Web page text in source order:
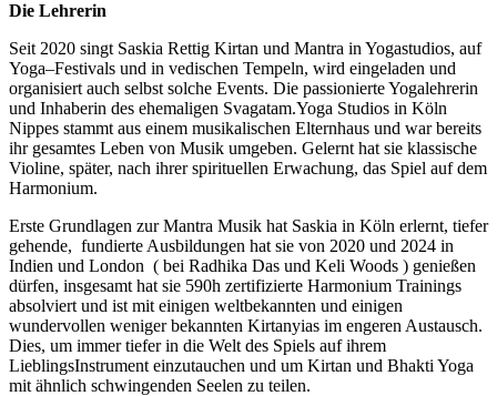
Die Lehrerin
Seit 2020 singt Saskia Rettig Kirtan und Mantra in Yogastudios, auf
Yoga–Festivals und in vedischen Tempeln, wird eingeladen und
organisiert auch selbst solche Events. Die passionierte Yogalehrerin
und Inhaberin des ehemaligen Svagatam.Yoga Studios in Köln
Nippes stammt aus einem musikalischen Elternhaus und war bereits
ihr gesamtes Leben von Musik umgeben. Gelernt hat sie klassische
Violine, später, nach ihrer spirituellen Erwachung, das Spiel auf dem
Harmonium.
Erste Grundlagen zur Mantra Musik hat Saskia in Köln erlernt, tiefer
gehende, fundierte Ausbildungen hat sie von 2020 und 2024 in
Indien und London ( bei Radhika Das und Keli Woods ) genießen
dürfen, insgesamt hat sie 590h zertifizierte Harmonium Trainings
absolviert und ist mit einigen weltbekannten und einigen
wundervollen weniger bekannten Kirtanyias im engeren Austausch.
Dies, um immer tiefer in die Welt des Spiels auf ihrem
LieblingsInstrument einzutauchen und um Kirtan und Bhakti Yoga
mit ähnlich schwingenden Seelen zu teilen.